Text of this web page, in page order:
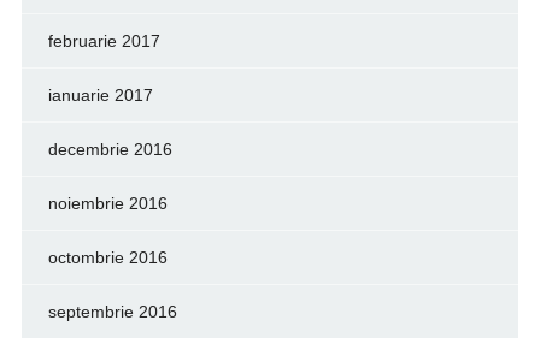
februarie 2017
ianuarie 2017
decembrie 2016
noiembrie 2016
octombrie 2016
septembrie 2016